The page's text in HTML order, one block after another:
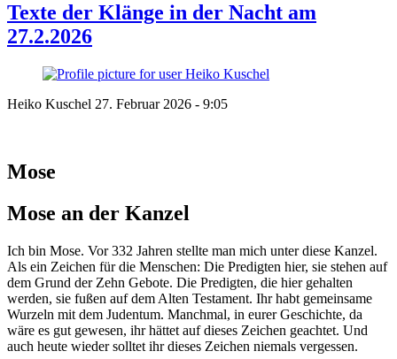
Texte der Klänge in der Nacht am
27.2.2026
Heiko Kuschel 27. Februar 2026 - 9:05
Mose
Mose an der Kanzel
Ich bin Mose. Vor 332 Jahren stellte man mich unter diese Kanzel.
Als ein Zeichen für die Menschen: Die Predigten hier, sie stehen auf
dem Grund der Zehn Gebote. Die Predigten, die hier gehalten
werden, sie fußen auf dem Alten Testament. Ihr habt gemeinsame
Wurzeln mit dem Judentum. Manchmal, in eurer Geschichte, da
wäre es gut gewesen, ihr hättet auf dieses Zeichen geachtet. Und
auch heute wieder solltet ihr dieses Zeichen niemals vergessen.